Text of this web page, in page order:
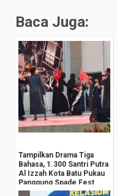
Baca Juga:
Tampilkan Drama Tiga
Bahasa, 1.300 Santri Putra
Al Izzah Kota Batu Pukau
Panggung Spade Fest